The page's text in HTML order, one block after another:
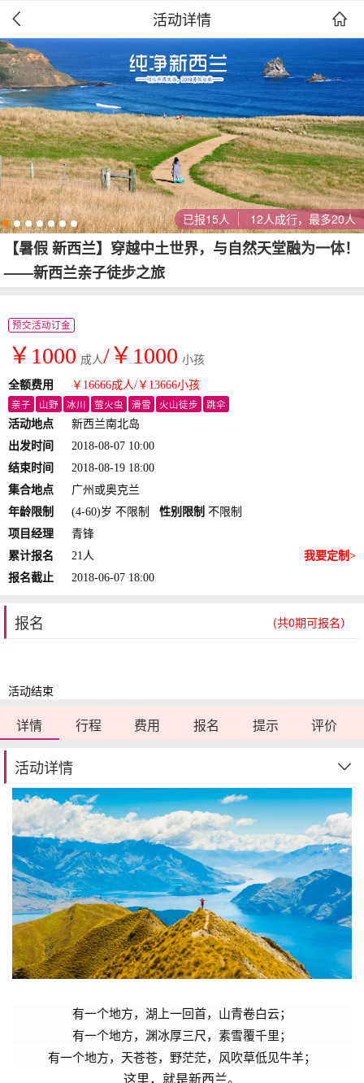
 活动详情 
已报15人 12人成行，最多20人
【暑假 新西兰】穿越中土世界，与自然天堂融为一体！
——新西兰亲子徒步之旅
预交活动订金
￥1000 成人/￥1000 小孩
全额费用 ￥16666成人/￥13666小孩
亲子 山野 冰川 萤火虫 滑雪 火山徒步 跳伞
活动地点
新西兰南北岛
出发时间
2018-08-07 10:00
结束时间
2018-08-19 18:00
集合地点
广州或奥克兰
年龄限制
(4-60)岁 不限制 性别限制 不限制
项目经理
青锋
累计报名
21人
我要定制>
报名截止
2018-06-07 18:00
报名 (共0期可报名）
活动结束
详情 行程 费用 报名 提示 评价
活动详情
有一个地方，湖上一回首，山青卷白云；
有一个地方，渊冰厚三尺，素雪覆千里；
有一个地方，天苍苍，野茫茫，风吹草低见牛羊；
这里，就是新西兰。